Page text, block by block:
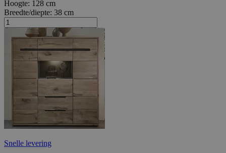
Hoogte: 128 cm
Breedte/diepte: 38 cm
Snelle levering